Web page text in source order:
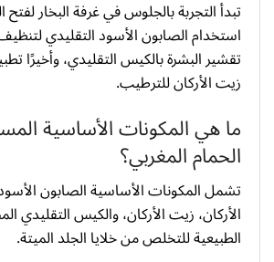
تبدأ التجربة بالجلوس في غرفة البخار
استخدام الصابون الأسود التقليدي
تقشير البشرة بالكيس التقليدي، وأخيرًا
زيت الأركان للترطيب.
ما هي المكونات الأساسية
الحمام المغربي؟
تشمل المكونات الأساسية الصابون
الأركان، زيت الأركان، والكيس التقليدي
الطبيعية للتخلص من خلايا الجلد الميتة.